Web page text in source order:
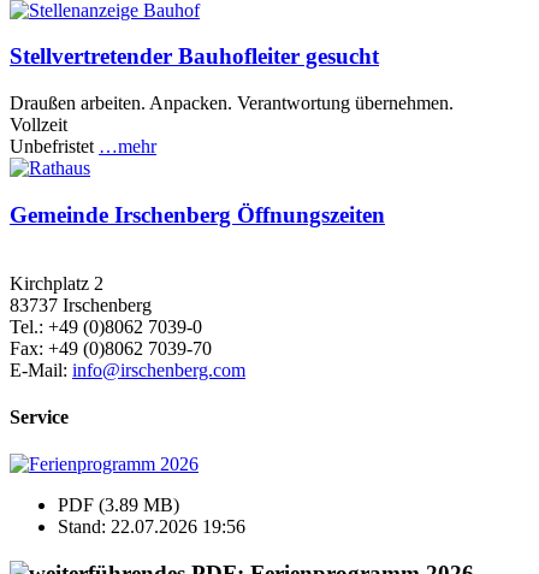
Stellvertretender Bauhofleiter gesucht
Draußen arbeiten. Anpacken. Verantwortung übernehmen.
Vollzeit
Unbefristet …mehr
Gemeinde Irschenberg Öffnungszeiten
Kirchplatz 2
83737 Irschenberg
Tel.: +49 (0)8062 7039-0
Fax: +49 (0)8062 7039-70
E-Mail: info@irschenberg.com
Service
PDF (3.89 MB)
Stand: 22.07.2026 19:56